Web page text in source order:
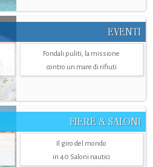
EVENTI
Fondali puliti, la missione
contro un mare di rifiuti
FIERE & SALONI
Il giro del mondo
in 40 Saloni nautici